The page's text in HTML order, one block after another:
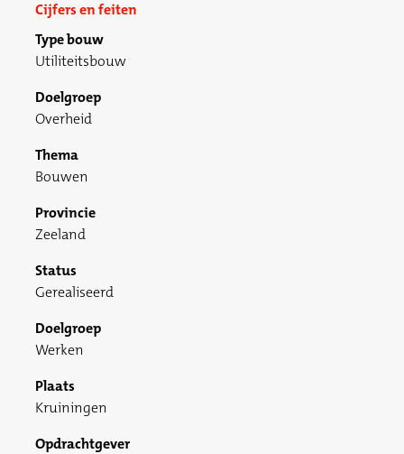
Cijfers en feiten
Type bouw
Utiliteitsbouw
Doelgroep
Overheid
Thema
Bouwen
Provincie
Zeeland
Status
Gerealiseerd
Doelgroep
Werken
Plaats
Kruiningen
Opdrachtgever